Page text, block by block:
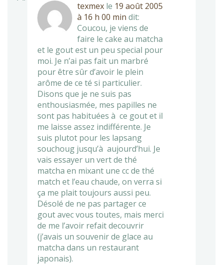
texmex le 19 août 2005
à 16 h 00 min dit:
Coucou, je viens de
faire le cake au matcha
et le gout est un peu special pour
moi. Je n’ai pas fait un marbré
pour être sûr d’avoir le plein
arôme de ce té si particulier.
Disons que je ne suis pas
enthousiasmée, mes papilles ne
sont pas habituées à ce gout et il
me laisse assez indifférente. Je
suis plutot pour les lapsang
souchoug jusqu’à aujourd’hui. Je
vais essayer un vert de thé
matcha en mixant une cc de thé
match et l’eau chaude, on verra si
ça me plait toujours aussi peu.
Désolé de ne pas partager ce
gout avec vous toutes, mais merci
de me l’avoir refait decouvrir
(j’avais un souvenir de glace au
matcha dans un restaurant
japonais).